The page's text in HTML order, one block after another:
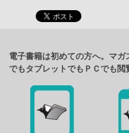
電子書籍は初めての方へ。マ
でもタブレットでもＰＣでも閲